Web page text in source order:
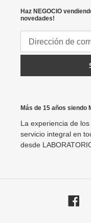
Haz NEGOCIO
novedades!
Más de 15 años siendo
La experiencia de
servicio integral en
desde